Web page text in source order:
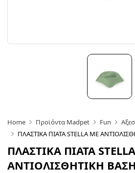
Home Προϊόντα Madpet Fun
ΠΛΑΣΤΙΚΑ ΠΙΑΤΑ STELLA ΜΕ
ΠΛΑΣΤΙΚΑ ΠΙΑΤΑ
ΑΝΤΙΟΛΙΣΘΗΤΙΚΗ